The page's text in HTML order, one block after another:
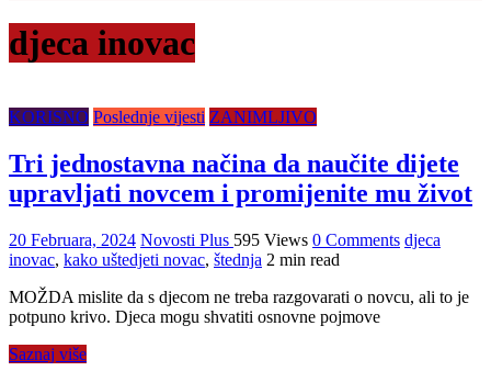
djeca inovac
KORISNO Poslednje vijesti ZANIMLJIVO
Tri jednostavna načina da naučite dijete
upravljati novcem i promijenite mu život
20 Februara, 2024 Novosti Plus 595 Views 0 Comments djeca
inovac, kako uštedjeti novac, štednja 2 min read
MOŽDA mislite da s djecom ne treba razgovarati o novcu, ali to je
potpuno krivo. Djeca mogu shvatiti osnovne pojmove
Saznaj više